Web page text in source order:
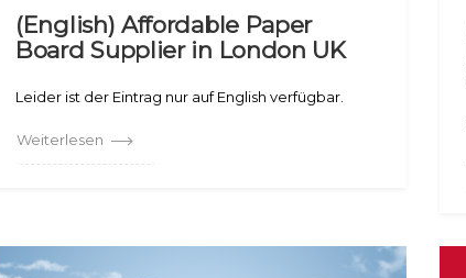
(English) Affordable Paper
Board Supplier in London UK
Leider ist der Eintrag nur auf English verfügbar.
Weiterlesen